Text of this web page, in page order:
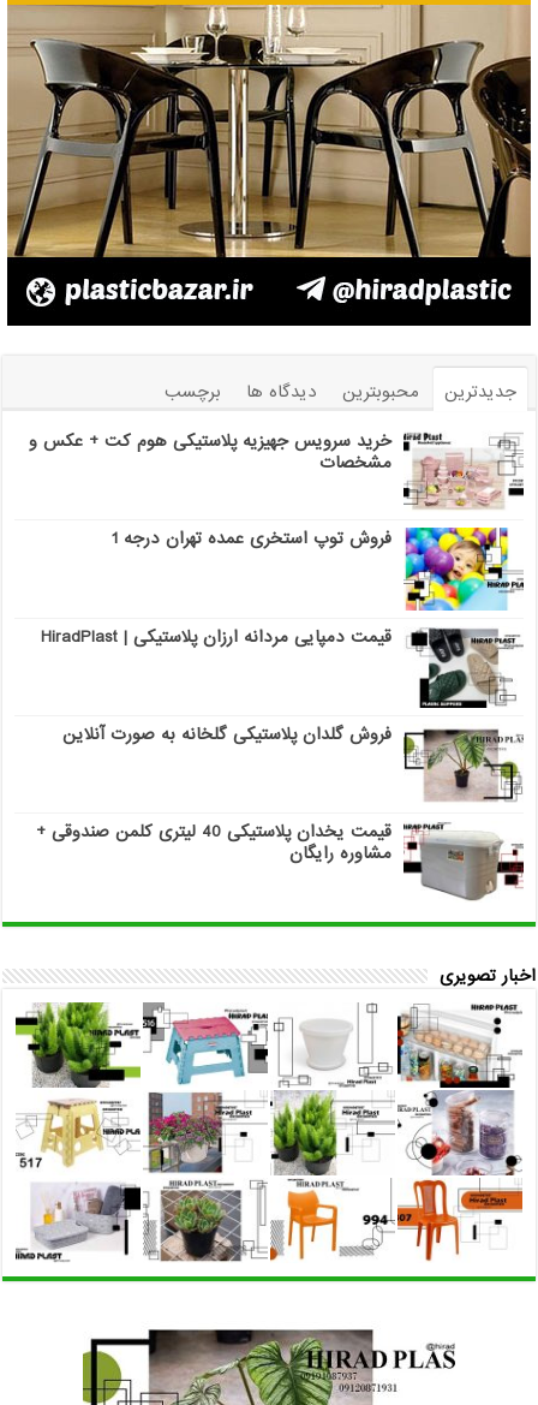
جدیدترین محبوبترین دیدگاه ها
برچسب
خرید سرویس جهیزیه پلاستیکی هوم کت + عکس و
مشخصات
فروش توپ استخری عمده تهران درجه 1
قیمت دمپایی مردانه ارزان پلاستیکی | HiradPlast
فروش گلدان پلاستیکی گلخانه به صورت آنلاین
قیمت یخدان پلاستیکی 40 لیتری کلمن صندوقی +
مشاوره رایگان
اخبار تصویری